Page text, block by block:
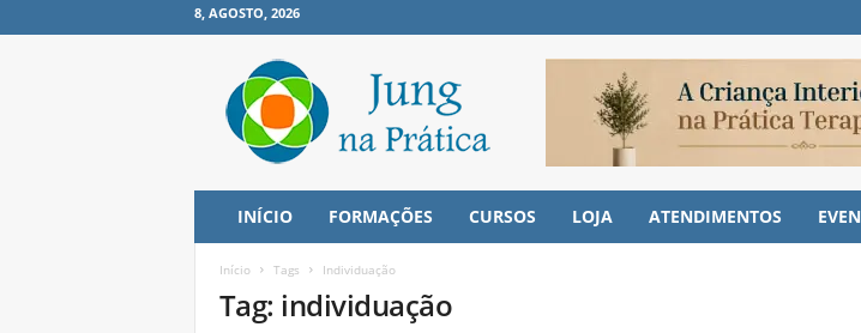
8, AGOSTO, 2026
INÍCIO FORMAÇÕES CURSOS LOJA ATENDIMENTOS
Início Tags Individuação
Tag: individuação